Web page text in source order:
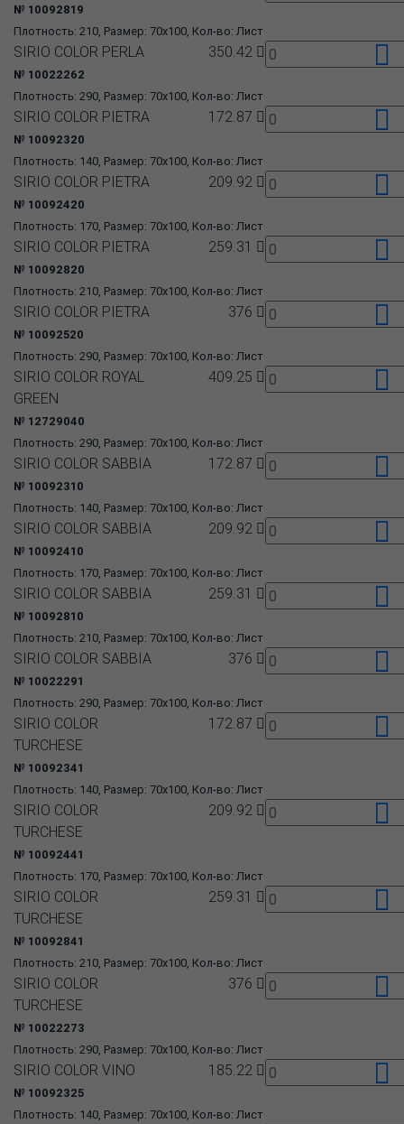
Плотность: 210, Размер: 70x100, Кол-во: Лист
№ 10092819
Плотность: 290, Размер: 70x100, Кол-во: Лист
SIRIO COLOR PERLA
№ 10022262
350.42
Плотность: 140, Размер: 70x100, Кол-во: Лист
SIRIO COLOR PIETRA
№ 10092320
172.87
Плотность: 170, Размер: 70x100, Кол-во: Лист
SIRIO COLOR PIETRA
№ 10092420
209.92
Плотность: 210, Размер: 70x100, Кол-во: Лист
SIRIO COLOR PIETRA
№ 10092820
259.31
Плотность: 290, Размер: 70x100, Кол-во: Лист
SIRIO COLOR PIETRA
№ 10092520
376
Плотность: 290, Размер: 70x100, Кол-во: Лист
SIRIO COLOR ROYAL
GREEN
№ 12729040
409.25
Плотность: 140, Размер: 70x100, Кол-во: Лист
SIRIO COLOR SABBIA
№ 10092310
172.87
Плотность: 170, Размер: 70x100, Кол-во: Лист
SIRIO COLOR SABBIA
№ 10092410
209.92
Плотность: 210, Размер: 70x100, Кол-во: Лист
SIRIO COLOR SABBIA
№ 10092810
259.31
Плотность: 290, Размер: 70x100, Кол-во: Лист
SIRIO COLOR SABBIA
№ 10022291
376
Плотность: 140, Размер: 70x100, Кол-во: Лист
SIRIO COLOR
TURCHESE
№ 10092341
172.87
Плотность: 170, Размер: 70x100, Кол-во: Лист
SIRIO COLOR
TURCHESE
№ 10092441
209.92
Плотность: 210, Размер: 70x100, Кол-во: Лист
SIRIO COLOR
TURCHESE
№ 10092841
259.31
Плотность: 290, Размер: 70x100, Кол-во: Лист
SIRIO COLOR
TURCHESE
№ 10022273
376
Плотность: 140, Размер: 70x100, Кол-во: Лист
SIRIO COLOR VINO
№ 10092325
185.22